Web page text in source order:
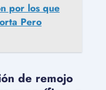
por los que
Pero
de remojo